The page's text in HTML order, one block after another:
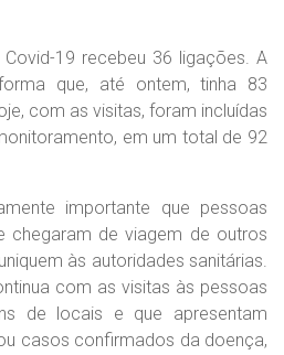
Covid-19 recebeu 36 ligações. A
que, até ontem, tinha 83
com as visitas, foram incluídas
em um total de 92
importante que pessoas
chegaram de viagem de outros
às autoridades sanitárias.
com as visitas às pessoas
de locais e que apresentam
casos confirmados da doença,